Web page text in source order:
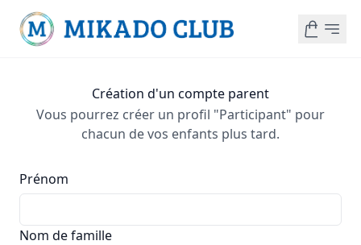
Création d'un compte parent
Vous pourrez créer un profil "Participant" pour
chacun de vos enfants plus tard.
Prénom
Nom de famille